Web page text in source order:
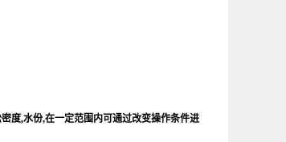
度,水份,在一定范围内可通过改变操作条件进